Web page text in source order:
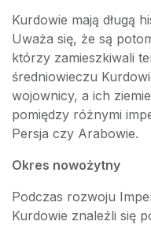
Kurdowie mają długą
Uważa się, że są
którzy zamieszkiwali
średniowieczu
wojownicy, a ich
pomiędzy różnymi
Persja czy Arabowie.
Okres nowożytny
Podczas rozwoju
Kurdowie znaleźli się